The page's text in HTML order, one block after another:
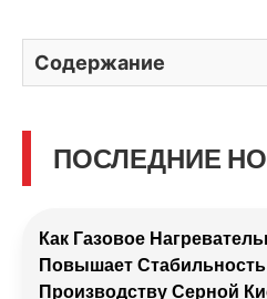
Содержание
ПОСЛЕДНИЕ
Как Газовое
Повышает
Производству Серной